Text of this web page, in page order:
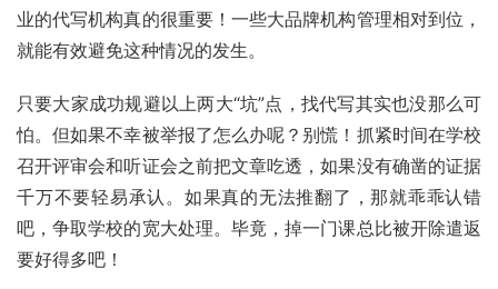
业的代写机构真的很重要！一些大品牌机构管理相对到位，
就能有效避免这种情况的发生。
只要大家成功规避以上两大“坑”点，找代写其实也没那么可
怕。但如果不幸被举报了怎么办呢？别慌！抓紧时间在学校
召开评审会和听证会之前把文章吃透，如果没有确凿的证据
千万不要轻易承认。如果真的无法推翻了，那就乖乖认错
吧，争取学校的宽大处理。毕竟，掉一门课总比被开除遣返
要好得多吧！